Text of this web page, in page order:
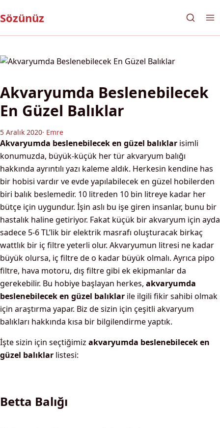
Sözünüz
Akvaryumda Beslenebilecek
En Güzel Balıklar
5 Aralık 2020· Emre
Akvaryumda beslenebilecek en güzel balıklar isimli
konumuzda, büyük-küçük her tür akvaryum balığı
hakkında ayrıntılı yazı kaleme aldık. Herkesin kendine has
bir hobisi vardır ve evde yapılabilecek en güzel hobilerden
biri balık beslemedir. 10 litreden 10 bin litreye kadar her
bütçe için uygundur. İşin aslı bu işe giren insanlar, bunu bir
hastalık haline getiriyor. Fakat küçük bir akvaryum için ayda
sadece 5-6 TL’lik bir elektrik masrafı oluşturacak birkaç
wattlık bir iç filtre yeterli olur. Akvaryumun litresi ne kadar
büyük olursa, iç filtre de o kadar büyük olmalı. Ayrıca pipo
filtre, hava motoru, dış filtre gibi ek ekipmanlar da
gerekebilir. Bu hobiye başlayan herkes, akvaryumda
beslenebilecek en güzel balıklar ile ilgili fikir sahibi olmak
için araştırma yapar. Biz de sizin için çeşitli akvaryum
balıkları hakkında kısa bir bilgilendirme yaptık.
İşte sizin için seçtiğimiz akvaryumda beslenebilecek en
güzel balıklar listesi:
Betta Balığı